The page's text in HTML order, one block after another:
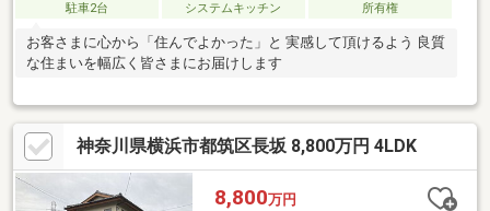
駐車2台
システムキッチン 所有権
お客さまに心から「住んでよかった」と 実感して頂けるよう 良質
な住まいを幅広く皆さまにお届けします
神奈川県横浜市都筑区長坂 8,800万円 4LDK
8,800万円